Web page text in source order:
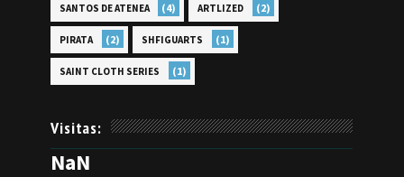
SANTOS DE ATENEA (4) ARTLIZED (2)
PIRATA (2) SHFIGUARTS (1)
SAINT CLOTH SERIES (1)
Visitas:
NaN